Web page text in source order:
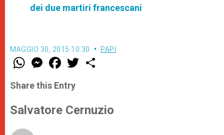
dei due martiri francescani
MAGGIO 30, 2015 10:30 PAPI
W
t
s
p
p
M
e
s
e
g
e
F
a
e
b
o
k
w
r
Share this Entry
Salvatore Cernuzio